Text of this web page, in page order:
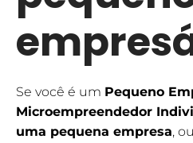
Se você é um Pequeno
Microempreendedor
uma pequena empresa,